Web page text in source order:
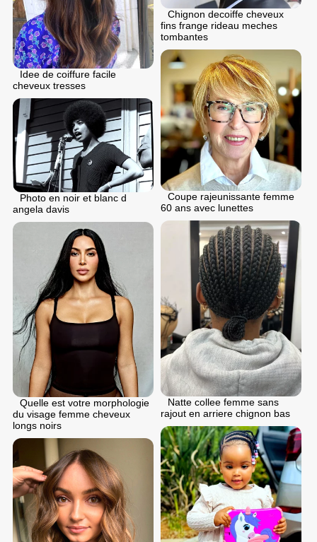
Chignon dеcoiffе cheveux
fins frange rideau meches
tombantes
Idee de coiffure facile
cheveux tresses
Coupe rajeunissante femme
60 ans avec lunettes
Photo en noir et blanc d
angela davis
Natte collee femme sans
rajout en arriere chignon bas
Quelle est votre morphologie
du visage femme cheveux
longs noirs